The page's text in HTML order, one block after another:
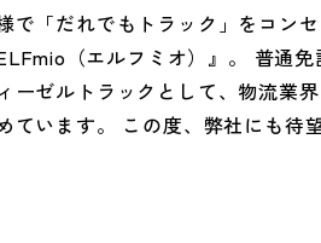
』は、まさにそのような場ではな
からもB・Ｉでは、若い方でも頑
を目指していきます！ 安心して長
たも一緒に物流のバトンをつない
。
で「だれでもトラック」をコン
（エルフミオ）』。 普通免
ーゼルトラックとして、物流業
ています。 この度、弊社にも待